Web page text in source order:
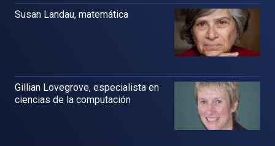
Susan Landau, matemática
Gillian Lovegrove, especialista en
ciencias de la computación